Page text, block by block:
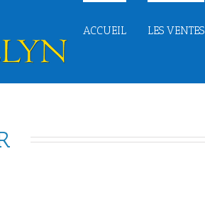
ACCUEIL LES VENTES